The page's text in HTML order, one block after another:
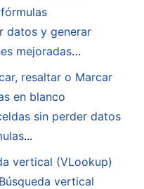
datos y generar
mejoradas…
resaltar o Marcar
en blanco
sin perder datos
...
vertical (VLookup)
Búsqueda vertical